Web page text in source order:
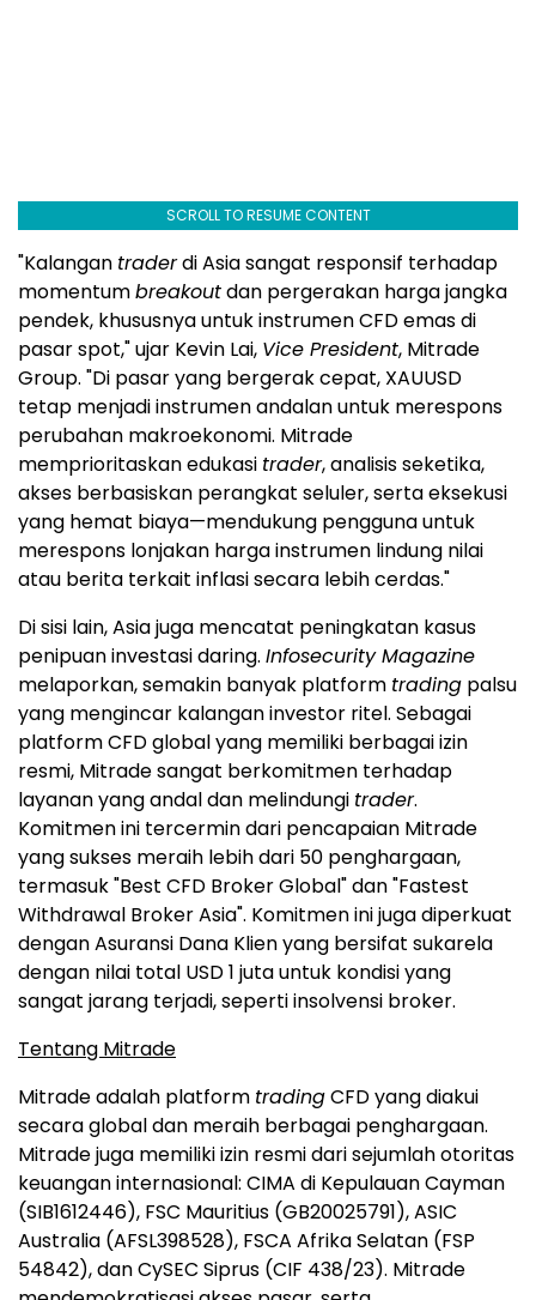
SCROLL TO RESUME CONTENT
"Kalangan traderdi Asia sangat responsif terhadap
momentumbreakoutdan pergerakan harga jangka
pendek, khususnya untuk instrumen CFD emas di
pasar spot," ujar Kevin Lai, Vice President, Mitrade
Group. "Di pasar yang bergerak cepat, XAUUSD
tetap menjadi instrumen andalan untuk merespons
perubahan makroekonomi. Mitrade
memprioritaskan edukasi trader, analisis seketika,
akses berbasiskan perangkat seluler, serta eksekusi
yang hemat biaya—mendukung pengguna untuk
merespons lonjakan harga instrumen lindung nilai
atau berita terkait inflasi secara lebih cerdas."
Di sisi lain, Asia juga mencatat peningkatan kasus
penipuan investasi daring. Infosecurity Magazine
melaporkan, semakin banyak platform trading palsu
yang mengincar kalangan investor ritel. Sebagai
platform CFD global yang memiliki berbagai izin
resmi, Mitrade sangat berkomitmen terhadap
layanan yang andal dan melindungi trader.
Komitmen ini tercermin dari pencapaian Mitrade
yang sukses meraih lebih dari 50 penghargaan,
termasuk "Best CFD Broker Global" dan "Fastest
Withdrawal Broker Asia". Komitmen ini juga diperkuat
dengan Asuransi Dana Klien yang bersifat sukarela
dengan nilai total USD 1 juta untuk kondisi yang
sangat jarang terjadi, seperti insolvensi broker.
Tentang Mitrade
Mitrade adalah platform tradingCFD yang diakui
secara global dan meraih berbagai penghargaan.
Mitrade juga memiliki izin resmi dari sejumlah otoritas
keuangan internasional: CIMA di Kepulauan Cayman
(SIB1612446), FSC Mauritius (GB20025791), ASIC
Australia (AFSL398528), FSCA Afrika Selatan (FSP
54842), dan CySEC Siprus (CIF 438/23). Mitrade